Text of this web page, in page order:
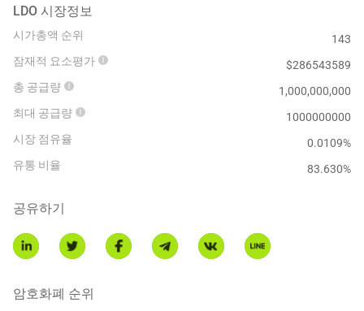
LDO 시장정보
시가총액 순위
143
잠재적 요소평가
$286543589
총 공급량
1,000,000,000
최대 공급량
1000000000
시장 점유율
0.0109%
유통 비율
83.630%
공유하기
암호화폐 순위